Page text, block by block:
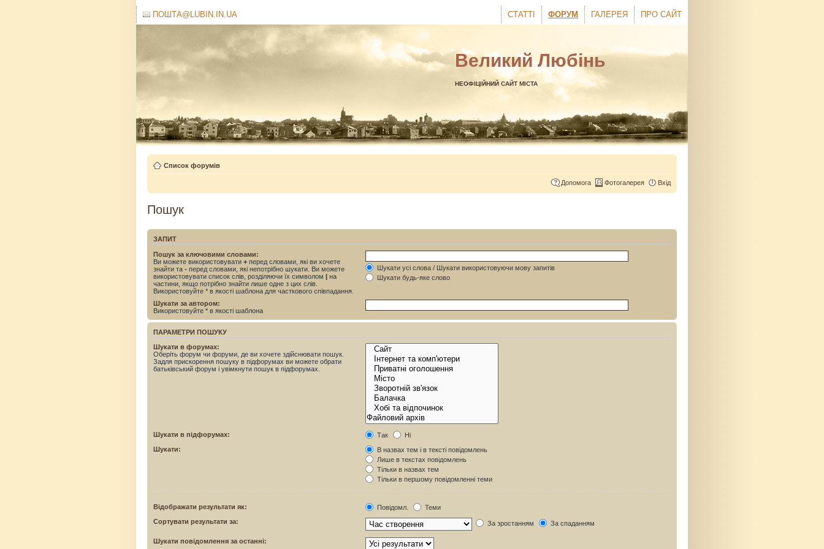
ПРО САЙТ
ГАЛЕРЕЯ
ФОРУМ
СТАТТІ
ПОШТА@LUBIN.IN.UA
Великий Любінь
НЕОФІЦІЙНИЙ САЙТ МІСТА
Список форумів
Допомога Фотогалерея Вхід
Пошук
ЗАПИТ
Пошук за ключовими словами:
Ви можете використовувати + перед словами, які ви хочете
знайти та - перед словами, які непотрібно шукати. Ви можете
використовувати список слів, розділяючи їх символом | на
частини, якщо потрібно знайти лише одне з цих слів.
Використовуйте * в якості шаблона для часткового співпадання.
Шукати усі слова / Шукати використовуючи мову запитів
Шукати будь-яке слово
Шукати за автором:
Використовуйте * в якості шаблона
ПАРАМЕТРИ ПОШУКУ
Шукати в форумах:
Оберіть форум чи форуми, де ви хочете здійснювати пошук.
Задля прискорення пошуку в підфорумах ви можете обрати
батьківський форум і увімкнути пошук в підфорумах.
Шукати в підфорумах: Так
Ні
Шукати:
В назвах тем і в тексті повідомлень
Лише в текстах повідомлень
Тільки в назвах тем
Тільки в першому повідомленні теми
Відображати результати як: Повідомл.
Теми
Сортувати результати за:
За зростанням За спаданням
Шукати повідомлення за останні: